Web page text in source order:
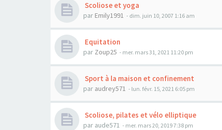
Scoliose et yoga
par Emily1991 - dim. juin 10, 2007 1:16 am
Equitation
par Zoup25 - mer. mars 31, 2021 11:20 pm
Sport à la maison et confinement
par audrey571 - lun. févr. 15, 2021 6:05 pm
Scoliose, pilates et vélo elliptique
par aude571 - mer. mars 20, 2019 7:38 pm